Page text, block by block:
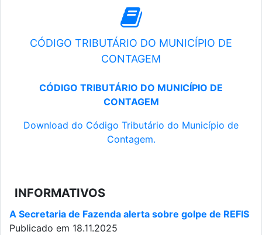
CÓDIGO TRIBUTÁRIO DO MUNICÍPIO DE
CONTAGEM
CÓDIGO TRIBUTÁRIO DO MUNICÍPIO DE
CONTAGEM
Download do Código Tributário do Município de
Contagem.
INFORMATIVOS
A Secretaria de Fazenda alerta sobre golpe de REFIS
Publicado em 18.11.2025